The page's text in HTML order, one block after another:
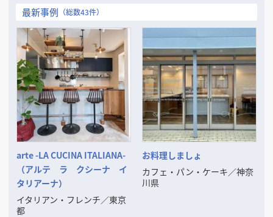
舗開業を検討されている方、店舗リニューアルを予定されている方はぜ
ひ弊社までご相談ください。
最新事例 （総数43件）
arte -LA CUCINA ITALIANA-
（アルテ ラ クシーナ イ
タリアーナ）
イタリアン・フレンチ／東京
都
お料理しましょ
カフェ・パン・ケーキ／神奈
川県